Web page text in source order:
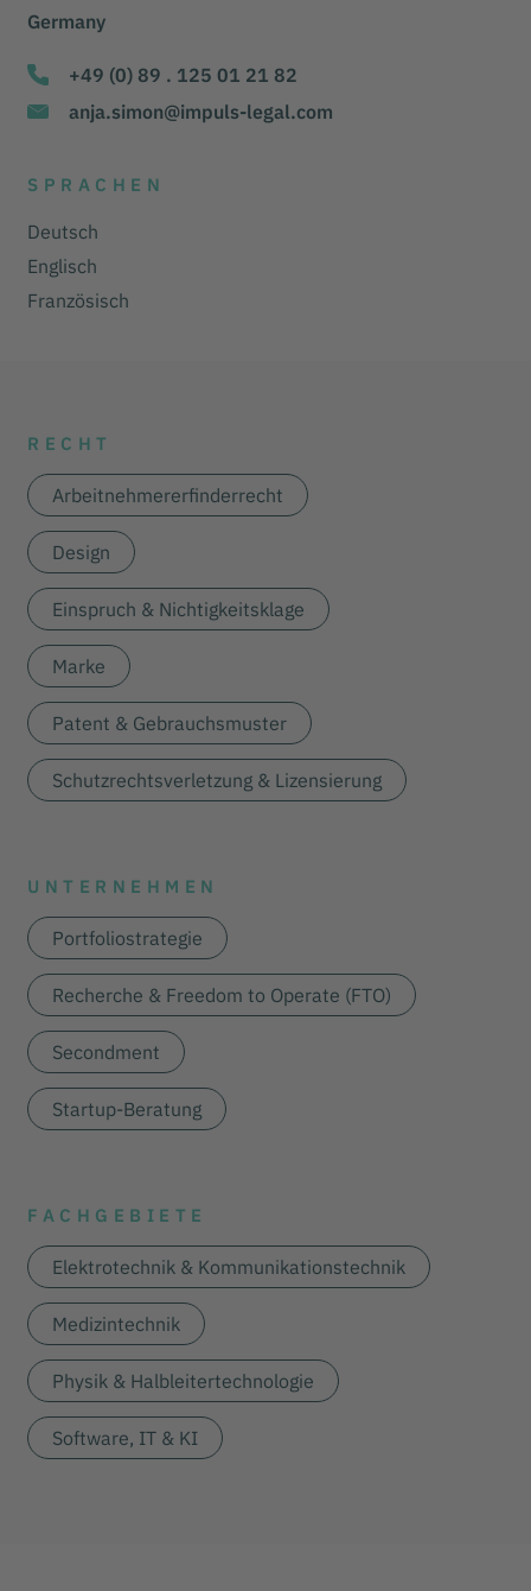
Germany
+49 (0) 89 . 125 01 21 82
anja.simon@impuls-legal.com
SPRACHEN
Deutsch
Englisch
Französisch
RECHT
Arbeitnehmererfinderrecht
Design
Einspruch & Nichtigkeitsklage
Marke
Patent & Gebrauchsmuster
Schutzrechtsverletzung & Lizensierung
UNTERNEHMEN
Portfoliostrategie
Recherche & Freedom to Operate (FTO)
Secondment
Startup-Beratung
FACHGEBIETE
Elektrotechnik & Kommunikationstechnik
Medizintechnik
Physik & Halbleitertechnologie
Software, IT & KI